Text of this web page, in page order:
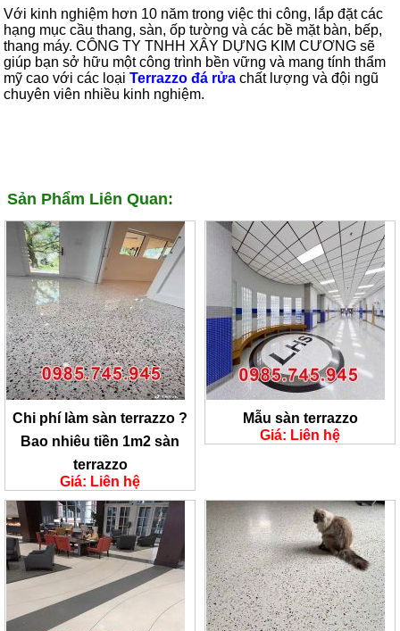
Với kinh nghiệm hơn 10 năm trong việc thi công, lắp đặt các
hạng mục cầu thang, sàn, ốp tường và các bề mặt bàn, bếp,
thang máy. CÔNG TY TNHH XÂY DỰNG KIM CƯƠNG sẽ
giúp bạn sở hữu một công trình bền vững và mang tính thẩm
mỹ cao với các loạiTerrazzo đá rửa chất lượng và đội ngũ
chuyên viên nhiều kinh nghiệm.
Sản Phẩm Liên Quan:
Chi phí làm sàn terrazzo ?
Bao nhiêu tiền 1m2 sàn
terrazzo
Giá: Liên hệ
Mẫu sàn terrazzo
Giá: Liên hệ